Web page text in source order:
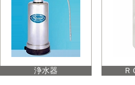
浄水器 Ｒ